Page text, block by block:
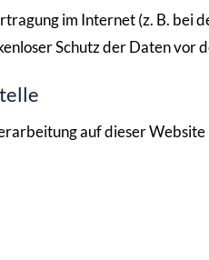
im Internet (z. B. bei
Schutz der Daten
auf dieser Website